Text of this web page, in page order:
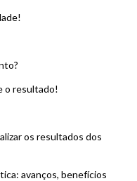
o resultado!
os resultados dos
avanços, benefícios